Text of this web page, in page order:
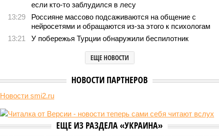
если кто-то заблудился в лесу
13:29
Россияне массово подсаживаются на общение с
нейросетями и обращаются из-за этого к психологам
13:21
У побережья Турции обнаружили беспилотник
ЕЩЕ НОВОСТИ
НОВОСТИ ПАРТНЕРОВ
Новости smi2.ru
ЕЩЕ ИЗ РАЗДЕЛА «УКРАИНА»